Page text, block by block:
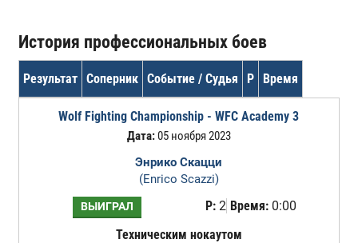
История профессиональных боев
Результат Соперник Событие / Судья Р Время
Wolf Fighting Championship - WFC Academy 3
Дата:05 ноября 2023
Энрико Скацци
(Enrico Scazzi)
ВЫИГРАЛ Р:2 Время:0:00
Техническим нокаутом